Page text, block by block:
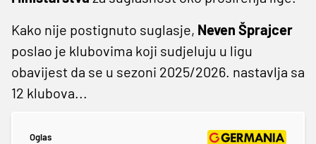
Kako nije postignuto suglasje, Neven Šprajcer
poslao je klubovima koji sudjeluju u ligu
obavijest da se u sezoni 2025/2026. nastavlja sa
12 klubova...
Oglas